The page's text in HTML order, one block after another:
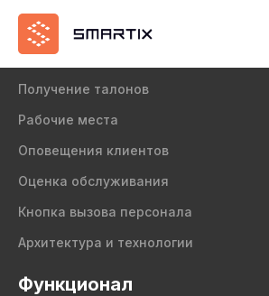
Продукт
Получение талонов
Рабочие места
Оповещения клиентов
Оценка обслуживания
Кнопка вызова персонала
Архитектура и технологии
Функционал